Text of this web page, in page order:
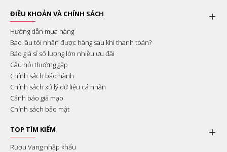
ĐIỀU KHOẢN VÀ CHÍNH SÁCH
Hướng dẫn mua hàng
Bao lâu tôi nhận được hàng sau khi thanh toán?
Báo giá sỉ số lượng lớn nhiều ưu đãi
Câu hỏi thường gặp
Chính sách bảo hành
Chính sách xử lý dữ liệu cá nhân
Cảnh báo giả mạo
Chính sách bảo mật
TOP TÌM KIẾM
Rượu Vang nhập khẩu